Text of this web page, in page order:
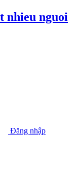
Đăng nhập